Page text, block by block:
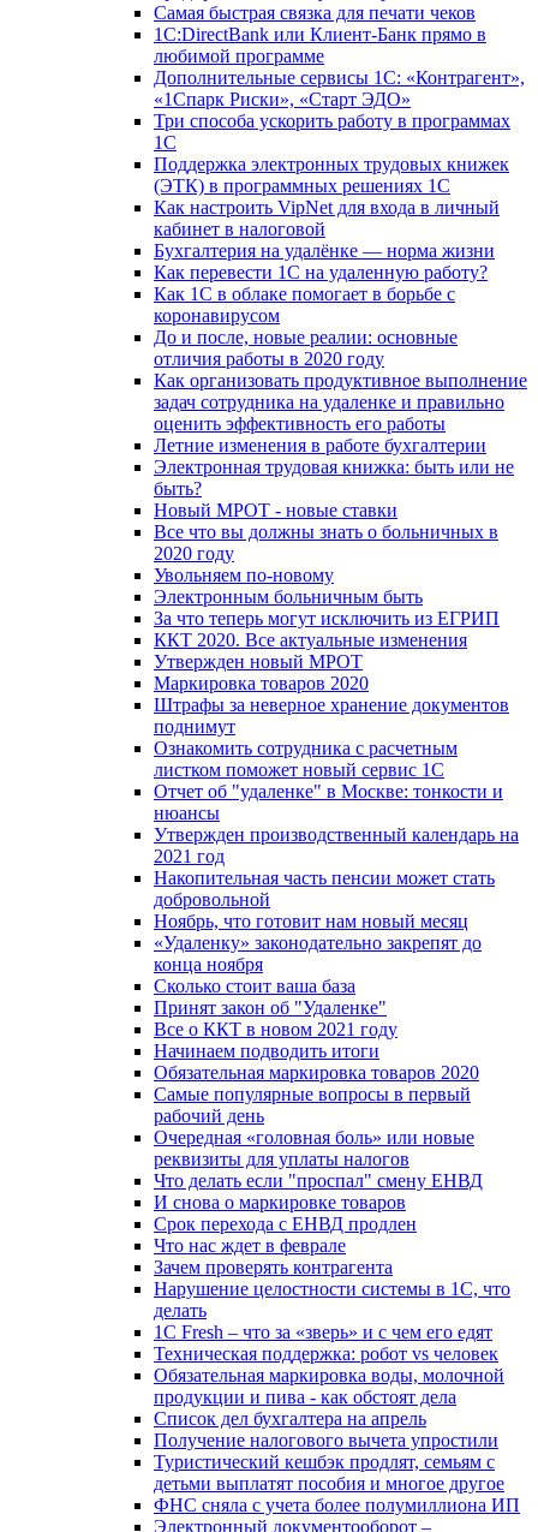
Самая быстрая связка для печати чеков
1С:DirectBank или Клиент-Банк прямо в
любимой программе
Дополнительные сервисы 1С: «Контрагент»,
«1Спарк Риски», «Старт ЭДО»
Три способа ускорить работу в программах
1С
Поддержка электронных трудовых книжек
(ЭТК) в программных решениях 1С
Как настроить VipNet для входа в личный
кабинет в налоговой
Бухгалтерия на удалёнке — норма жизни
Как перевести 1С на удаленную работу?
Как 1С в облаке помогает в борьбе с
коронавирусом
До и после, новые реалии: основные
отличия работы в 2020 году
Как организовать продуктивное выполнение
задач сотрудника на удаленке и правильно
оценить эффективность его работы
Летние изменения в работе бухгалтерии
Электронная трудовая книжка: быть или не
быть?
Новый МРОТ - новые ставки
Все что вы должны знать о больничных в
2020 году
Увольняем по-новому
Электронным больничным быть
За что теперь могут исключить из ЕГРИП
ККТ 2020. Все актуальные изменения
Утвержден новый МРОТ
Маркировка товаров 2020
Штрафы за неверное хранение документов
поднимут
Ознакомить сотрудника с расчетным
листком поможет новый сервис 1С
Отчет об "удаленке" в Москве: тонкости и
нюансы
Утвержден производственный календарь на
2021 год
Накопительная часть пенсии может стать
добровольной
Ноябрь, что готовит нам новый месяц
«Удаленку» законодательно закрепят до
конца ноября
Сколько стоит ваша база
Принят закон об "Удаленке"
Все о ККТ в новом 2021 году
Начинаем подводить итоги
Обязательная маркировка товаров 2020
Самые популярные вопросы в первый
рабочий день
Очередная «головная боль» или новые
реквизиты для уплаты налогов
Что делать если "проспал" смену ЕНВД
И снова о маркировке товаров
Срок перехода с ЕНВД продлен
Что нас ждет в феврале
Зачем проверять контрагента
Нарушение целостности системы в 1С, что
делать
1С Fresh – что за «зверь» и с чем его едят
Техническая поддержка: робот vs человек
Обязательная маркировка воды, молочной
продукции и пива - как обстоят дела
Список дел бухгалтера на апрель
Получение налогового вычета упростили
Туристический кешбэк продлят, семьям с
детьми выплатят пособия и многое другое
ФНС сняла с учета более полумиллиона ИП
Электронный документооборот –